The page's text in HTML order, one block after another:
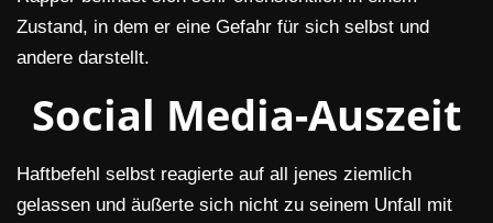
Zustand, in dem er eine Gefahr für sich selbst und
andere darstellt.
Social Media-Auszeit
Haftbefehl selbst reagierte auf all jenes ziemlich
gelassen und äußerte sich nicht zu seinem Unfall mit